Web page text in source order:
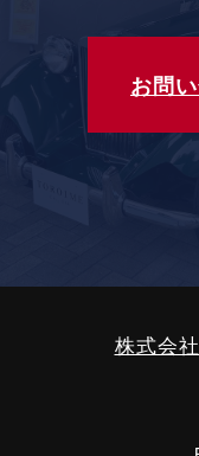
お問
株式会